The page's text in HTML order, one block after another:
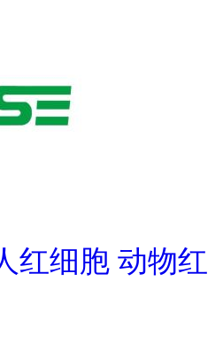
红细胞 动物红